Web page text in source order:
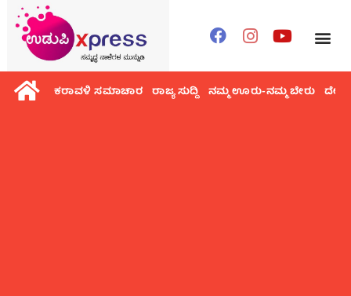
ಕರಾವಳಿ ಸಮಾಚಾರ ರಾಜ್ಯ ಸುದ್ದಿ ನಮ್ಮ ಊರು-ನಮ್ಮ ಬೇರು ದೇಶ